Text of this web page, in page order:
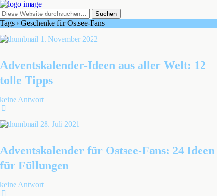
Tags › Geschenke für Ostsee-Fans
1. November 2022
Adventskalender-Ideen aus aller Welt: 12
tolle Tipps
keine Antwort
28. Juli 2021
Adventskalender für Ostsee-Fans: 24 Ideen
für Füllungen
keine Antwort